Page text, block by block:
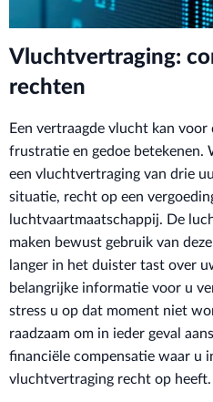
Vluchtvertraging:
rechten
Een vertraagde vlucht kan voor
frustratie en gedoe betekenen.
een vluchtvertraging van drie
situatie, recht op een
luchtvaartmaatschappij. De
maken bewust gebruik van
langer in het duister tast over
belangrijke informatie voor u
stress u op dat moment niet
raadzaam om in ieder geval
financiële compensatie waar u
vluchtvertraging recht op heeft.